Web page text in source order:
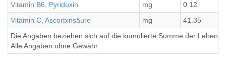
Vitamin B6, Pyridoxin
mg
0.12
Vitamin C, Ascorbinsäure
mg
41.35
Die Angaben beziehen sich auf die kumulierte Summe der
Alle Angaben ohne Gewähr.